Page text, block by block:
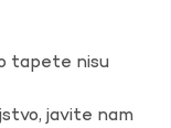
tapete nisu
javite nam